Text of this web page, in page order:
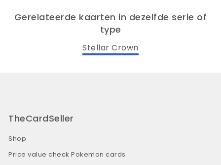
Gerelateerde kaarten in dezelfde serie of
type
Stellar Crown
TheCardSeller
Shop
Price value check Pokemon cards